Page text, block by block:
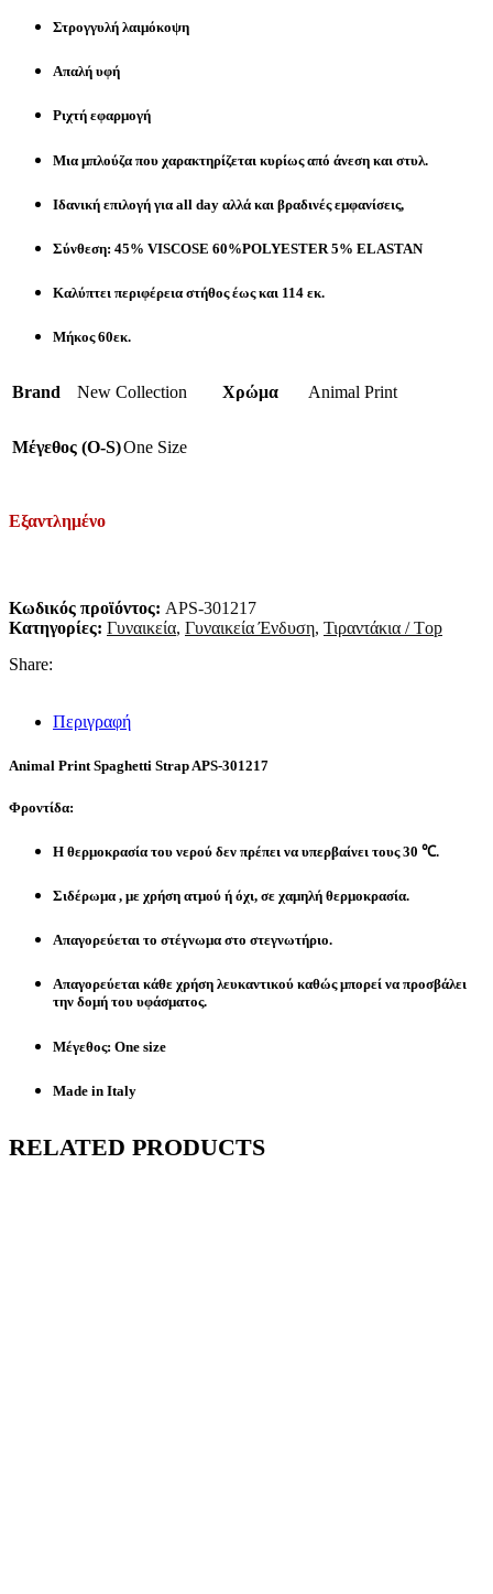
Στρογγυλή λαιμόκοψη
Απαλή υφή
Ριχτή εφαρμογή
Μια μπλούζα που χαρακτηρίζεται κυρίως από άνεση και στυλ.
Ιδανική επιλογή για all day αλλά και βραδινές εμφανίσεις,
Σύνθεση: 45% VISCOSE 60%POLYESTER 5% ELASTAN
Καλύπτει περιφέρεια στήθος έως και 114 εκ.
Μήκος 60εκ.
Brand New Collection Χρώμα Animal Print
Μέγεθος (O-S)One Size
Εξαντλημένο
Κωδικός προϊόντος: APS-301217
Κατηγορίες: Γυναικεία, Γυναικεία Ένδυση, Τιραντάκια / Τop
Share:
Περιγραφή
Animal Print Spaghetti Strap APS-301217
Φροντίδα:
Η θερμοκρασία του νερού δεν πρέπει να υπερβαίνει τους 30 ℃.
Σιδέρωμα , με χρήση ατμού ή όχι, σε χαμηλή θερμοκρασία.
Απαγορεύεται το στέγνωμα στο στεγνωτήριο.
Απαγορεύεται κάθε χρήση λευκαντικού καθώς μπορεί να προσβάλει
την δομή του υφάσματος.
Μέγεθος: One size
Made in Italy
RELATED PRODUCTS